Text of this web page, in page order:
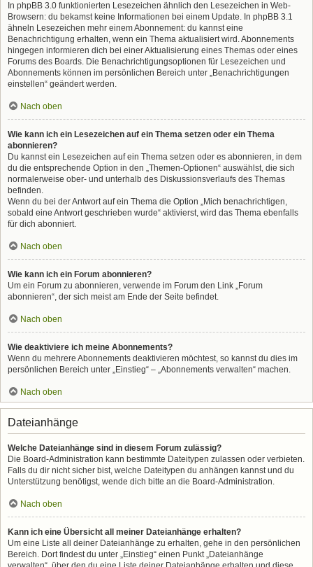
In phpBB 3.0 funktionierten Lesezeichen ähnlich den Lesezeichen in Web-
Browsern: du bekamst keine Informationen bei einem Update. In phpBB 3.1
ähneln Lesezeichen mehr einem Abonnement: du kannst eine
Benachrichtigung erhalten, wenn ein Thema aktualisiert wird. Abonnements
hingegen informieren dich bei einer Aktualisierung eines Themas oder eines
Forums des Boards. Die Benachrichtigungsoptionen für Lesezeichen und
Abonnements können im persönlichen Bereich unter „Benachrichtigungen
einstellen“ geändert werden.
Nach oben
Wie kann ich ein Lesezeichen auf ein Thema setzen oder ein Thema
abonnieren?
Du kannst ein Lesezeichen auf ein Thema setzen oder es abonnieren, in dem
du die entsprechende Option in den „Themen-Optionen“ auswählst, die sich
normalerweise ober- und unterhalb des Diskussionsverlaufs des Themas
befinden.
Wenn du bei der Antwort auf ein Thema die Option „Mich benachrichtigen,
sobald eine Antwort geschrieben wurde“ aktivierst, wird das Thema ebenfalls
für dich abonniert.
Nach oben
Wie kann ich ein Forum abonnieren?
Um ein Forum zu abonnieren, verwende im Forum den Link „Forum
abonnieren“, der sich meist am Ende der Seite befindet.
Nach oben
Wie deaktiviere ich meine Abonnements?
Wenn du mehrere Abonnements deaktivieren möchtest, so kannst du dies im
persönlichen Bereich unter „Einstieg“ – „Abonnements verwalten“ machen.
Nach oben
Dateianhänge
Welche Dateianhänge sind in diesem Forum zulässig?
Die Board-Administration kann bestimmte Dateitypen zulassen oder verbieten.
Falls du dir nicht sicher bist, welche Dateitypen du anhängen kannst und du
Unterstützung benötigst, wende dich bitte an die Board-Administration.
Nach oben
Kann ich eine Übersicht all meiner Dateianhänge erhalten?
Um eine Liste all deiner Dateianhänge zu erhalten, gehe in den persönlichen
Bereich. Dort findest du unter „Einstieg“ einen Punkt „Dateianhänge